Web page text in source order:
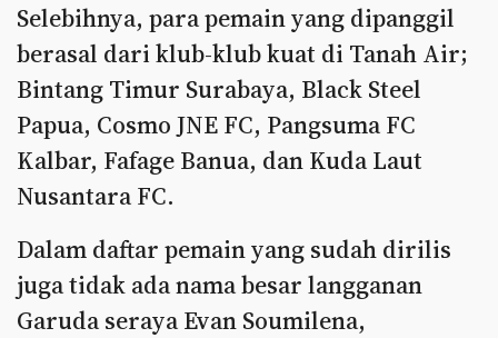
Selebihnya, para pemain yang dipanggil
berasal dari klub-klub kuat di Tanah Air;
Bintang Timur Surabaya, Black Steel
Papua, Cosmo JNE FC, Pangsuma FC
Kalbar, Fafage Banua, dan Kuda Laut
Nusantara FC.
Dalam daftar pemain yang sudah dirilis
juga tidak ada nama besar langganan
Garuda seraya Evan Soumilena,